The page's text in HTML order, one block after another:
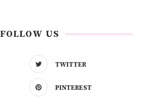
FOLLOW US
TWITTER
PINTEREST